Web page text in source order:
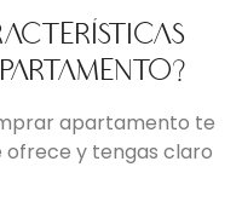
apartamento te
ofrece y tengas claro